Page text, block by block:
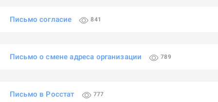
Письмо согласие 841
Письмо о смене адреса организации 789
Письмо в Росстат 777